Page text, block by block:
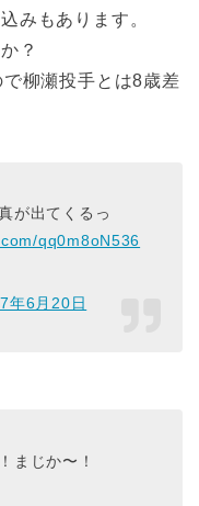
みもあります。
？
柳瀬投手とは8歳差
が出てくるっ
qq0m8oN536
年6月20日
まじか〜！